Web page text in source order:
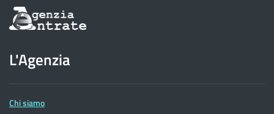
Informazioni
sul
dell'Agenzia
delle
Entrate
L'Agenzia
Chi siamo